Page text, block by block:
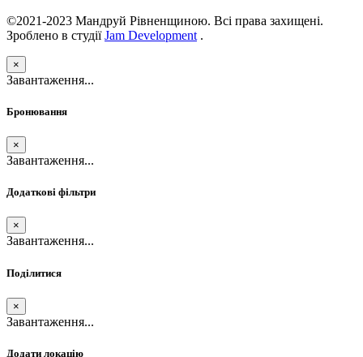
©2021-2023 Мандруй Рівненщиною. Всі права захищені.
Зроблено в студіїJam Development .
×
Завантаження...
Бронювання
×
Завантаження...
Додаткові фільтри
×
Завантаження...
Поділитися
×
Завантаження...
Додати локацію